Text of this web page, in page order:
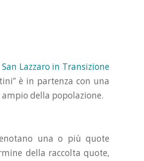
San Lazzaro in Transizione
è in partenza con una
della popolazione.
una o più quote
della raccolta quote,